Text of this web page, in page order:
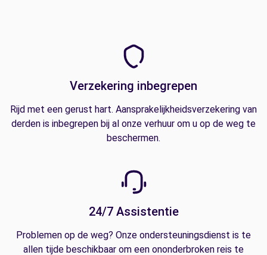
Verzekering inbegrepen
Rijd met een gerust hart. Aansprakelijkheidsverzekering van
derden is inbegrepen bij al onze verhuur om u op de weg te
beschermen.
24/7 Assistentie
Problemen op de weg? Onze ondersteuningsdienst is te
allen tijde beschikbaar om een ononderbroken reis te